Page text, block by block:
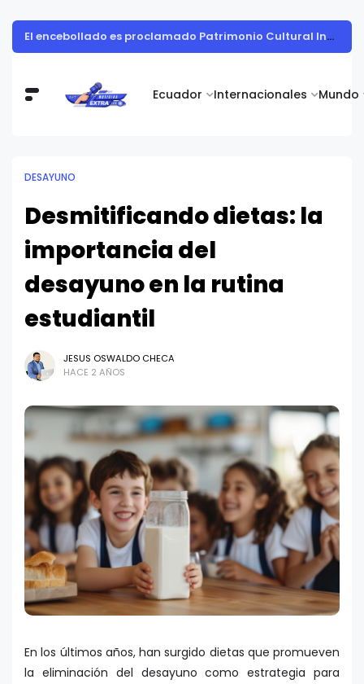
Ecuador Internacionales Mundo
El encebollado es proclamado Patrimonio Cultural Inmaterial del Ecuador, gracias a una iniciativa de Alimentos Real
DESAYUNO
Desmitificando dietas: la
importancia del
desayuno en la rutina
estudiantil
JESUS OSWALDO CHECA
HACE 2 AÑOS
En los últimos años, han surgido dietas que promueven
la eliminación del desayuno como estrategia para